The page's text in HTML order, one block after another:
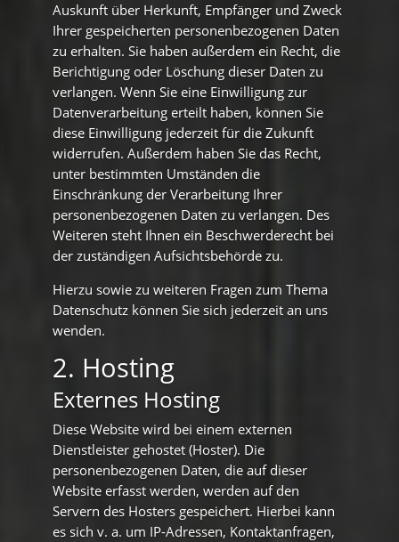
Auskunft über Herkunft, Empfänger und Zweck
Ihrer gespeicherten personenbezogenen Daten
zu erhalten. Sie haben außerdem ein Recht, die
Berichtigung oder Löschung dieser Daten zu
verlangen. Wenn Sie eine Einwilligung zur
Datenverarbeitung erteilt haben, können Sie
diese Einwilligung jederzeit für die Zukunft
widerrufen. Außerdem haben Sie das Recht,
unter bestimmten Umständen die
Einschränkung der Verarbeitung Ihrer
personenbezogenen Daten zu verlangen. Des
Weiteren steht Ihnen ein Beschwerderecht bei
der zuständigen Aufsichtsbehörde zu.
Hierzu sowie zu weiteren Fragen zum Thema
Datenschutz können Sie sich jederzeit an uns
wenden.
2. Hosting
Externes Hosting
Diese Website wird bei einem externen
Dienstleister gehostet (Hoster). Die
personenbezogenen Daten, die auf dieser
Website erfasst werden, werden auf den
Servern des Hosters gespeichert. Hierbei kann
es sich v. a. um IP-Adressen, Kontaktanfragen,